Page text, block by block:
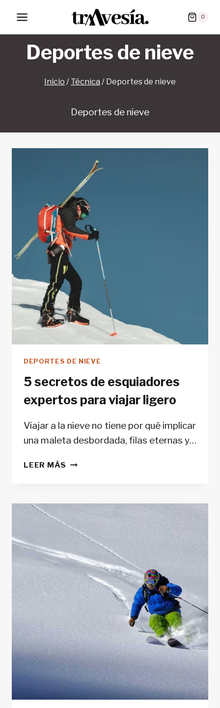
contenido
0
Deportes de nieve
Inicio / Técnica / Deportes de nieve
Deportes de nieve
DEPORTES DE NIEVE
5 secretos de esquiadores
expertos para viajar ligero
Viajar a la nieve no tiene por qué implicar
una maleta desbordada, filas eternas y…
LEER MÁS 5
VIAJAR
LIGERO